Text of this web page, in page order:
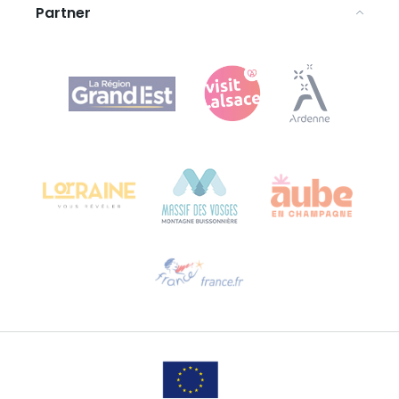
Agence Régionale du Tourisme Grand Est
Bureau de Colmar (Hauptverwaltung)
Sprechen Sie uns per E-Mail an
Partner